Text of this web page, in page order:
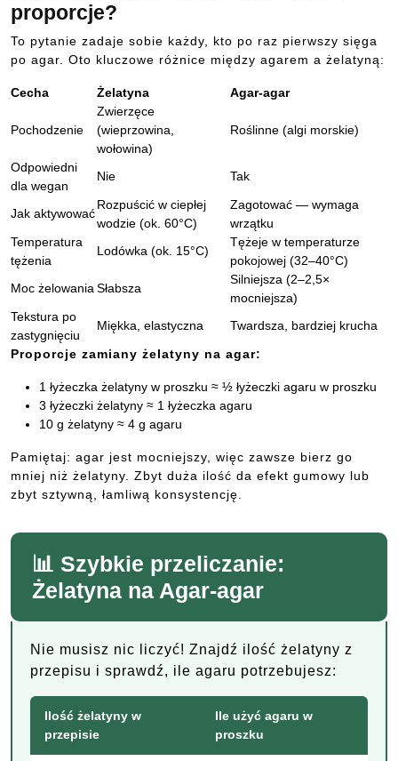
proporcje?
To pytanie zadaje sobie każdy, kto po raz pierwszy sięga
po agar. Oto kluczowe różnice między agarem a żelatyną:
Cecha Żelatyna Agar-agar
Pochodzenie
Zwierzęce
(wieprzowina,
wołowina)
Roślinne (algi morskie)
Odpowiedni
dla wegan
Nie Tak
Jak aktywować
Rozpuścić w ciepłej
wodzie (ok. 60°C)
Zagotować — wymaga
wrzątku
Temperatura
tężenia
Lodówka (ok. 15°C)
Tężeje w temperaturze
pokojowej (32–40°C)
Moc żelowania Słabsza
Silniejsza (2–2,5×
mocniejsza)
Tekstura po
zastygnięciu
Miękka, elastyczna
Twardsza, bardziej krucha
Proporcje zamiany żelatyny na agar:
1 łyżeczka żelatyny w proszku ≈ ½ łyżeczki agaru w proszku
3 łyżeczki żelatyny ≈ 1 łyżeczka agaru
10 g żelatyny ≈ 4 g agaru
Pamiętaj: agar jest mocniejszy, więc zawsze bierz go
mniej niż żelatyny. Zbyt duża ilość da efekt gumowy lub
zbyt sztywną, łamliwą konsystencję.
📊 Szybkie przeliczanie:
Żelatyna na Agar-agar
Nie musisz nic liczyć! Znajdź ilość żelatyny z
przepisu i sprawdź, ile agaru potrzebujesz:
Ilość żelatyny w
przepisie
Ile użyć agaru w
proszku